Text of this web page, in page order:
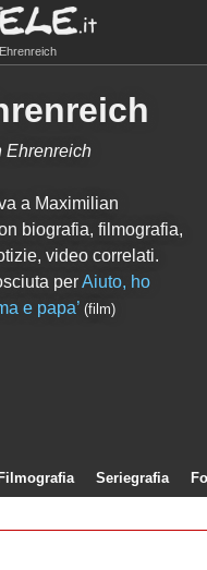
Ehrenreich
a Maximilian
biografia, filmografia,
video correlati.
perAiuto, ho
e papa’ (film)
Filmografia Seriegrafia